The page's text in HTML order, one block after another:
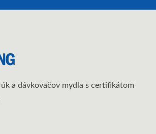
a dávkovačov mydla s certifikátom